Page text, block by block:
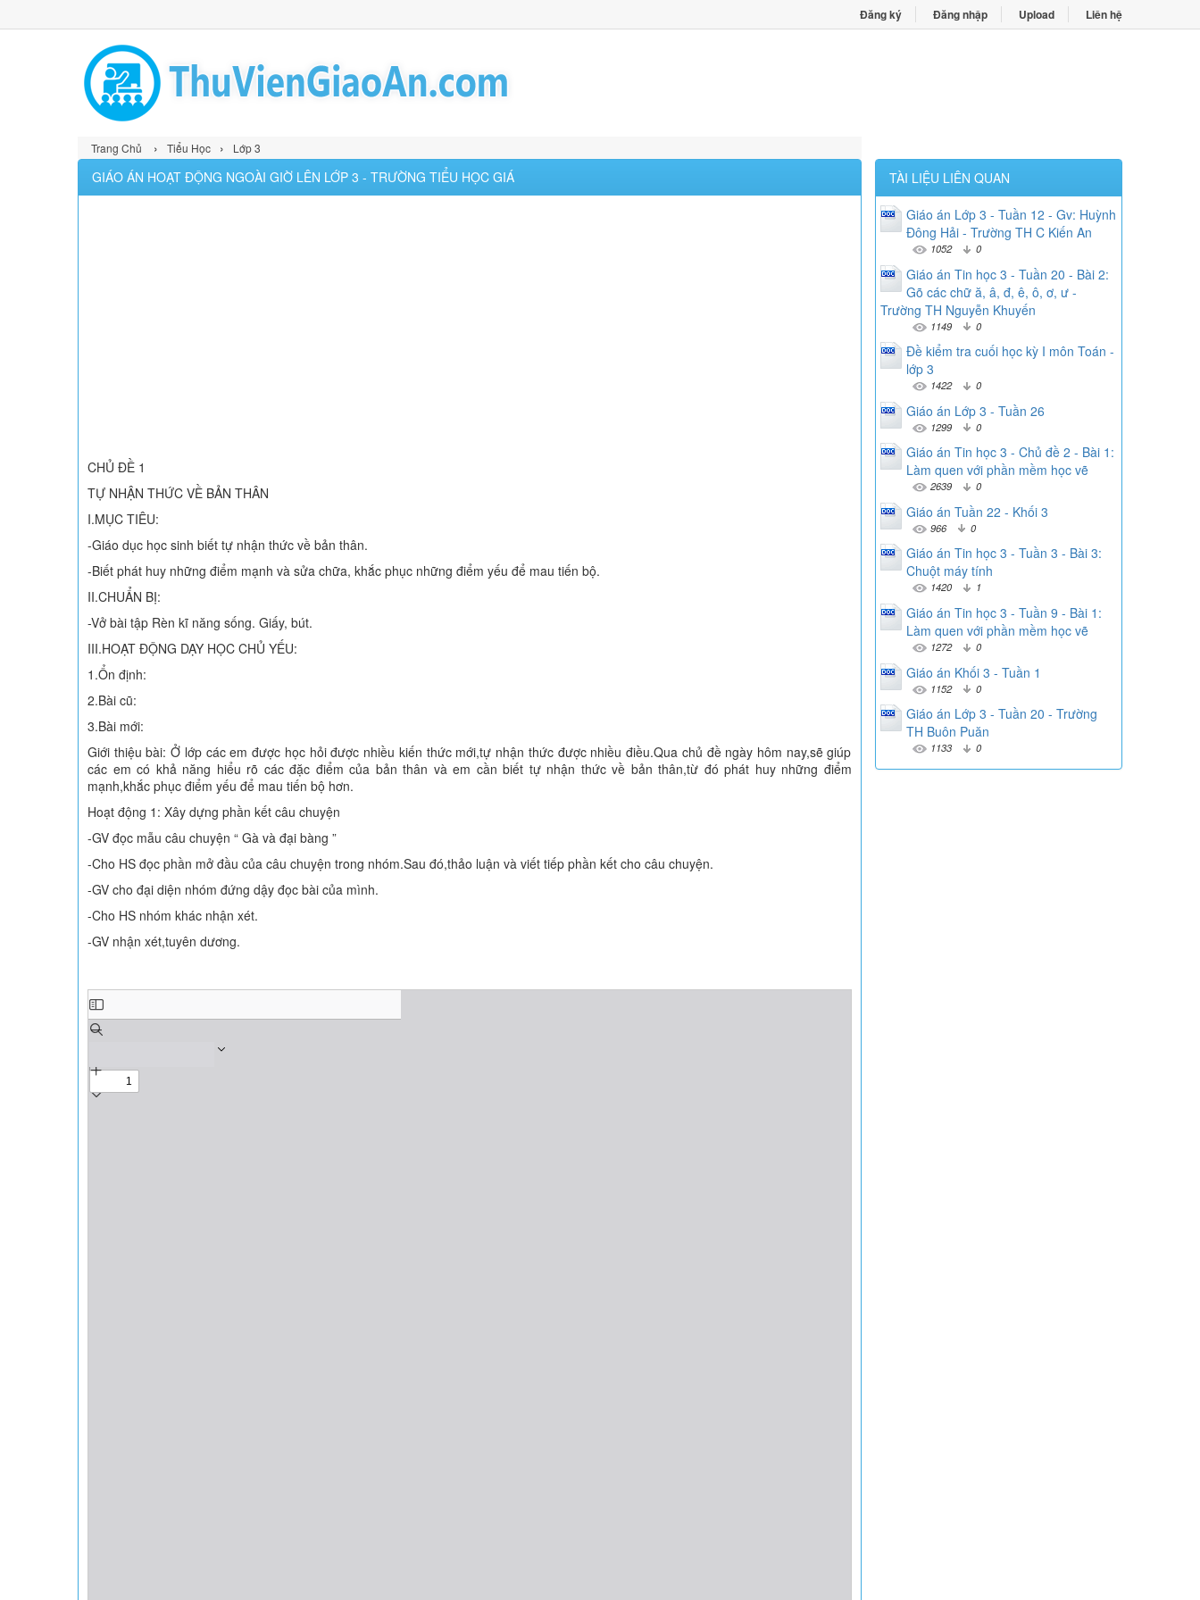
Đăng ký Đăng nhập Upload Liên hệ
Trang Chủ › Tiểu Học › Lớp 3
GIÁO ÁN HOẠT ĐỘNG NGOÀI GIỜ LÊN LỚP 3 - TRƯỜNG TIỂU HỌC GIÁ
CHỦ ĐỀ 1
TỰ NHẬN THỨC VỀ BẢN THÂN
I.MỤC TIÊU:
-Giáo dục học sinh biết tự nhận thức về bản thân.
-Biết phát huy những điểm mạnh và sửa chữa, khắc phục những điểm yếu để mau tiến bộ.
II.CHUẨN BỊ:
-Vở bài tập Rèn kĩ năng sống. Giấy, bút.
III.HOẠT ĐỘNG DẠY HỌC CHỦ YẾU:
1.Ổn định:
2.Bài cũ:
3.Bài mới:
Giới thiệu bài: Ở lớp các em được học hỏi được nhiều kiến thức mới,tự nhận thức được nhiều điều.Qua chủ đề ngày hôm nay,sẽ giúp
các em có khả năng hiểu rõ các đặc điểm của bản thân và em cần biết tự nhận thức về bản thân,từ đó phát huy những điểm
mạnh,khắc phục điểm yếu để mau tiến bộ hơn.
Hoạt động 1: Xây dựng phần kết câu chuyện
-GV đọc mẫu câu chuyện “ Gà và đại bàng ”
-Cho HS đọc phần mở đầu của câu chuyện trong nhóm.Sau đó,thảo luận và viết tiếp phần kết cho câu chuyện.
-GV cho đại diện nhóm đứng dậy đọc bài của mình.
-Cho HS nhóm khác nhận xét.
-GV nhận xét,tuyên dương.
TÀI LIỆU LIÊN QUAN
Giáo án Lớp 3 - Tuần 12 - Gv: Huỳnh
Đông Hải - Trường TH C Kiến An
1052 0
Giáo án Tin học 3 - Tuần 20 - Bài 2:
Gõ các chữ ă, â, đ, ê, ô, ơ, ư -
Trường TH Nguyễn Khuyến
1149 0
Đề kiểm tra cuối học kỳ I môn Toán -
lớp 3
1422 0
Giáo án Lớp 3 - Tuần 26
1299 0
Giáo án Tin học 3 - Chủ đề 2 - Bài 1:
Làm quen với phần mềm học vẽ
2639 0
Giáo án Tuần 22 - Khối 3
966 0
Giáo án Tin học 3 - Tuần 3 - Bài 3:
Chuột máy tính
1420 1
Giáo án Tin học 3 - Tuần 9 - Bài 1:
Làm quen với phần mềm học vẽ
1272 0
Giáo án Khối 3 - Tuần 1
1152 0
Giáo án Lớp 3 - Tuần 20 - Trường
TH Buôn Puăn
1133 0